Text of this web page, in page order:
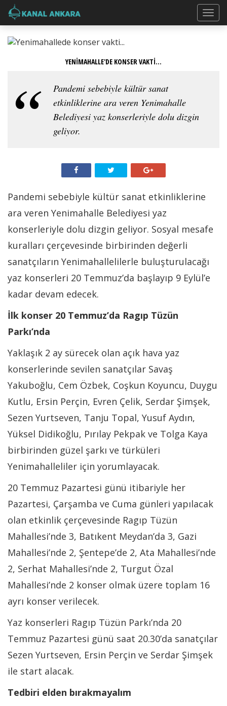
YENİMAHALLE'DE KONSER VAKTİ...
Pandemi sebebiyle kültür sanat
etkinliklerine ara veren Yenimahalle
Belediyesi yaz konserleriyle dolu dizgin
geliyor.
Pandemi sebebiyle kültür sanat etkinliklerine
ara veren Yenimahalle Belediyesi yaz
konserleriyle dolu dizgin geliyor. Sosyal mesafe
kuralları çerçevesinde birbirinden değerli
sanatçıların Yenimahallelilerle buluşturulacağı
yaz konserleri 20 Temmuz’da başlayıp 9 Eylül’e
kadar devam edecek.
İlk konser 20 Temmuz’da Ragıp Tüzün
Parkı’nda
Yaklaşık 2 ay sürecek olan açık hava yaz
konserlerinde sevilen sanatçılar Savaş
Yakuboğlu, Cem Özbek, Coşkun Koyuncu, Duygu
Kutlu, Ersin Perçin, Evren Çelik, Serdar Şimşek,
Sezen Yurtseven, Tanju Topal, Yusuf Aydın,
Yüksel Didikoğlu, Pırılay Pekpak ve Tolga Kaya
birbirinden güzel şarkı ve türküleri
Yenimahalleliler için yorumlayacak.
20 Temmuz Pazartesi günü itibariyle her
Pazartesi, Çarşamba ve Cuma günleri yapılacak
olan etkinlik çerçevesinde Ragıp Tüzün
Mahallesi’nde 3, Batıkent Meydan’da 3, Gazi
Mahallesi’nde 2, Şentepe’de 2, Ata Mahallesi’nde
2, Serhat Mahallesi’nde 2, Turgut Özal
Mahallesi’nde 2 konser olmak üzere toplam 16
ayrı konser verilecek.
Yaz konserleri Ragıp Tüzün Parkı’nda 20
Temmuz Pazartesi günü saat 20.30’da sanatçılar
Sezen Yurtseven, Ersin Perçin ve Serdar Şimşek
ile start alacak.
Tedbiri elden bırakmayalım